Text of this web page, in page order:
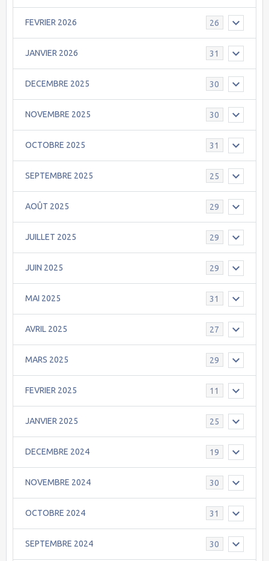
FEVRIER 2026 26
JANVIER 2026 31
DECEMBRE 2025 30
NOVEMBRE 2025 30
OCTOBRE 2025 31
SEPTEMBRE 2025 25
AOÛT 2025 29
JUILLET 2025 29
JUIN 2025 29
MAI 2025 31
AVRIL 2025 27
MARS 2025 29
FEVRIER 2025 11
JANVIER 2025 25
DECEMBRE 2024 19
NOVEMBRE 2024 30
OCTOBRE 2024 31
SEPTEMBRE 2024 30